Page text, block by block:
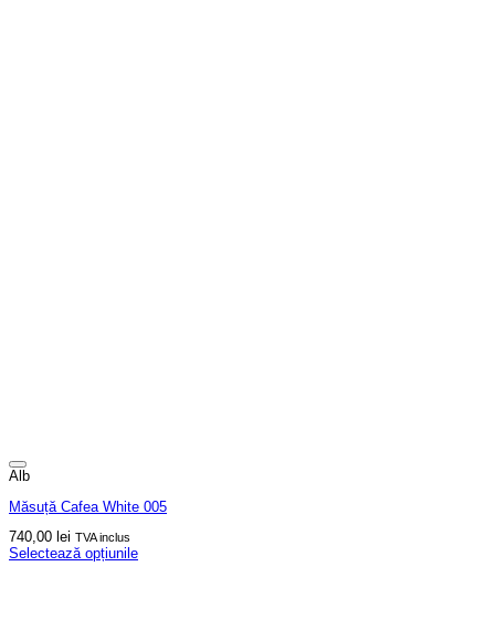
Alb
Măsuță Cafea White 005
740,00 lei TVA inclus
Selectează opțiunile